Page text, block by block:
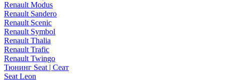
Renault Modus
Renault Sandero
Renault Scenic
Renault Symbol
Renault Thalia
Renault Trafic
Renault Twingo
Тюнинг Seat | Сеат
Seat Leon